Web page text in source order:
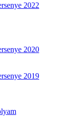
2022
2020
2019